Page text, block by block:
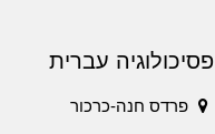
פסיכולוגיה עברית
פרדס חנה-כרכור